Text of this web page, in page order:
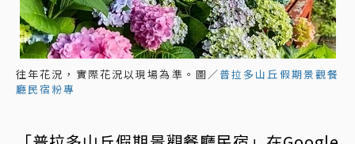
往年花況，實際花況以現場為準。圖／普拉多山丘假期景觀餐
廳民宿粉專